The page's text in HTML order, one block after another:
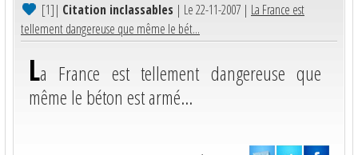
[1]| Citation inclassables | Le 22-11-2007 | La France est
tellement dangereuse que même le bét...
La France est tellement dangereuse que
même le béton est armé...